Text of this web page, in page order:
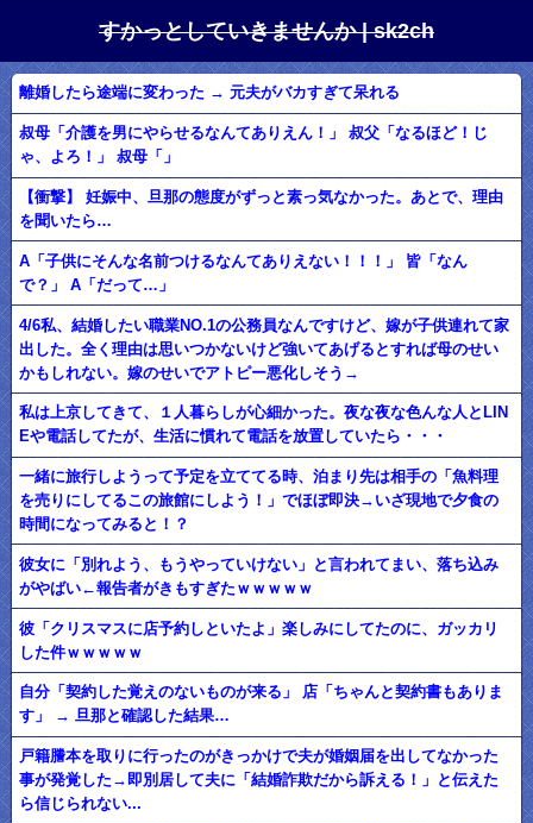
すかっとしていきませんか | sk2ch
離婚したら途端に変わった → 元夫がバカすぎて呆れる
叔母「介護を男にやらせるなんてありえん！」 叔父「なるほど！じ
ゃ、よろ！」 叔母「」
【衝撃】 妊娠中、旦那の態度がずっと素っ気なかった。あとで、理由
を聞いたら…
A「子供にそんな名前つけるなんてありえない！！！」 皆「なん
で？」 A「だって…」
4/6私、結婚したい職業NO.1の公務員なんですけど、嫁が子供連れて家
出した。全く理由は思いつかないけど強いてあげるとすれば母のせい
かもしれない。嫁のせいでアトピー悪化しそう→
私は上京してきて、１人暮らしが心細かった。夜な夜な色んな人とLIN
Eや電話してたが、生活に慣れて電話を放置していたら・・・
一緒に旅行しようって予定を立ててる時、泊まり先は相手の「魚料理
を売りにしてるこの旅館にしよう！」でほぼ即決→いざ現地で夕食の
時間になってみると！？
彼女に「別れよう、もうやっていけない」と言われてまい、落ち込み
がやばい←報告者がきもすぎたｗｗｗｗｗ
彼「クリスマスに店予約しといたよ」楽しみにしてたのに、ガッカリ
した件ｗｗｗｗｗ
自分「契約した覚えのないものが来る」 店「ちゃんと契約書もありま
す」 → 旦那と確認した結果…
戸籍謄本を取りに行ったのがきっかけで夫が婚姻届を出してなかった
事が発覚した→即別居して夫に「結婚詐欺だから訴える！」と伝えた
ら信じられない...